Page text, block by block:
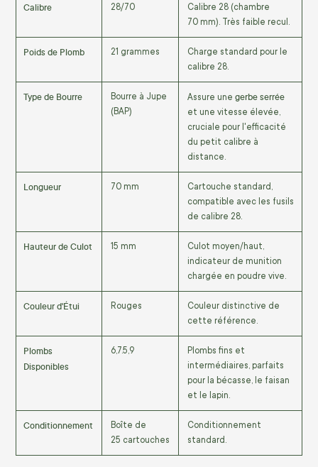
Calibre 28/70
Calibre 28 (chambre
70 mm). Très faible recul.
Poids de Plomb 21 grammes
Charge standard pour le
calibre 28.
Type de Bourre
Bourre à Jupe
(BAP)
Assure une gerbe serrée
et une vitesse élevée,
cruciale pour l'efficacité
du petit calibre à
distance.
Longueur 70 mm
Cartouche standard,
compatible avec les fusils
de calibre 28.
Hauteur de Culot 15 mm
Culot moyen/haut,
indicateur de munition
chargée en poudre vive.
Couleur d'Étui Rouges
Couleur distinctive de
cette référence.
Plombs
Disponibles
6,7.5,9
Plombs fins et
intermédiaires, parfaits
pour la bécasse, le faisan
et le lapin.
Conditionnement
Boîte de
25 cartouches
Conditionnement
standard.